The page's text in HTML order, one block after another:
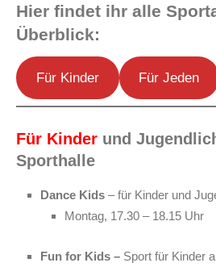
Hier findet ihr alle
Überblick:
Für Kinder Für Jeden
Für Kinder und
Sporthalle
Dance Kids – für Kinder und
Montag, 17.30 – 18.15 Uhr
Fun for Kids – Sport für Kinder